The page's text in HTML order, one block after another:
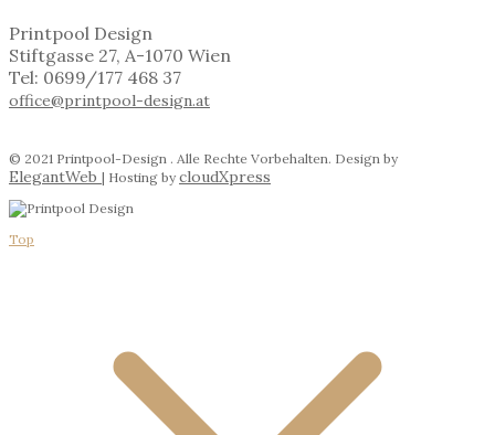
Printpool Design
Stiftgasse 27, A-1070 Wien
Tel: 0699/177 468 37
office@printpool-design.at
© 2021 Printpool-Design . Alle Rechte Vorbehalten. Design by
ElegantWeb | Hosting by cloudXpress
Top